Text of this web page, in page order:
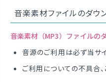
音楽素材ファイルのダウ
音楽素材（MP3）ファイルの
音源のご利用は必ず当サ
ご利用についての不具合